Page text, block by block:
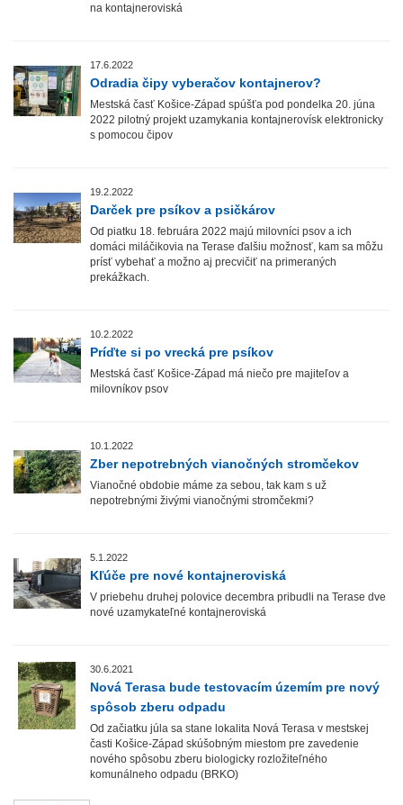
na kontajneroviská
17.6.2022
Odradia čipy vyberačov kontajnerov?
Mestská časť Košice-Západ spúšťa pod pondelka 20. júna
2022 pilotný projekt uzamykania kontajnerovísk elektronicky
s pomocou čipov
19.2.2022
Darček pre psíkov a psičkárov
Od piatku 18. februára 2022 majú milovníci psov a ich
domáci miláčikovia na Terase ďalšiu možnosť, kam sa môžu
prísť vybehať a možno aj precvičiť na primeraných
prekážkach.
10.2.2022
Príďte si po vrecká pre psíkov
Mestská časť Košice-Západ má niečo pre majiteľov a
milovníkov psov
10.1.2022
Zber nepotrebných vianočných stromčekov
Vianočné obdobie máme za sebou, tak kam s už
nepotrebnými živými vianočnými stromčekmi?
5.1.2022
Kľúče pre nové kontajneroviská
V priebehu druhej polovice decembra pribudli na Terase dve
nové uzamykateľné kontajneroviská
30.6.2021
Nová Terasa bude testovacím územím pre nový
spôsob zberu odpadu
Od začiatku júla sa stane lokalita Nová Terasa v mestskej
časti Košice-Západ skúšobným miestom pre zavedenie
nového spôsobu zberu biologicky rozložiteľného
komunálneho odpadu (BRKO)